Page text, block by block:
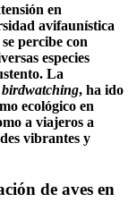
en
avifaunística
percibe con
especies
La
birdwatching, ha ido
ecológico en
a viajeros a
vibrantes y
de aves en